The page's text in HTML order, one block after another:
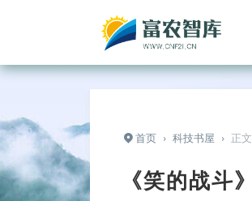
首页 › 科技书屋 › 正文
《笑的战斗》